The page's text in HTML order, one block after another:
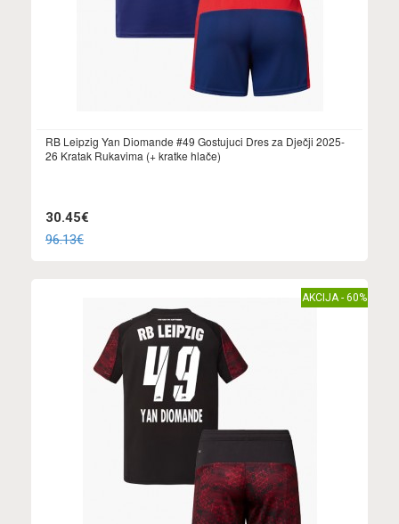
RB Leipzig Yan Diomande #49 Gostujuci Dres za Dječji 2025-
26 Kratak Rukavima (+ kratke hlače)
30.45€
96.13€
AKCIJA - 60%